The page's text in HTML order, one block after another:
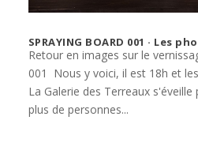
SPRAYING BOARD 001 · Les
Retour en images sur le
001 Nous y voici, il est 18h et
La Galerie des Terreaux
plus de personnes...